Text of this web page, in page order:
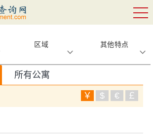
区域 其他特点
所有公寓
￥ $ € ￡